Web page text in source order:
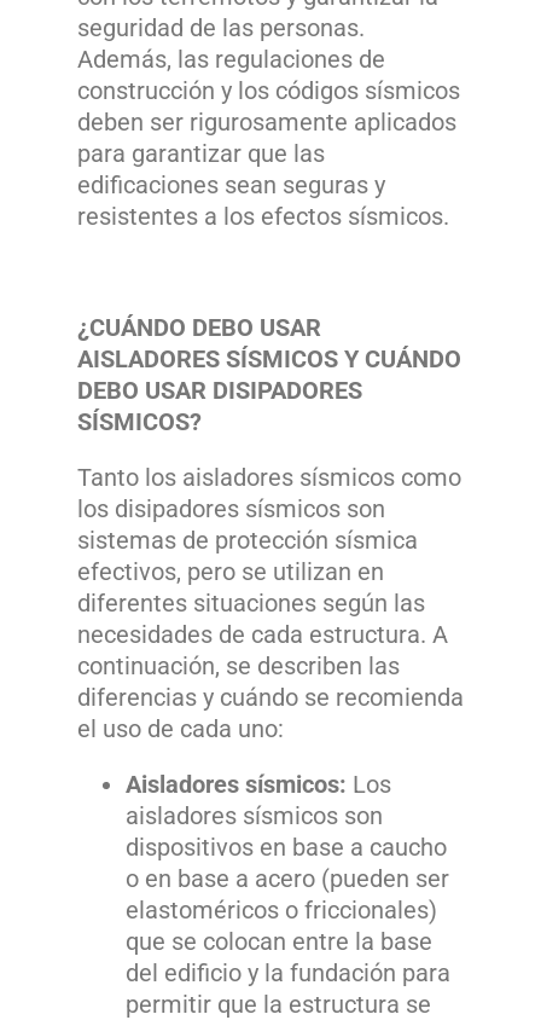
seguridad de las personas.
Además, las regulaciones de
construcción y los códigos sísmicos
deben ser rigurosamente aplicados
para garantizar que las
edificaciones sean seguras y
resistentes a los efectos sísmicos.
¿CUÁNDO DEBO USAR
AISLADORES SÍSMICOS Y CUÁNDO
DEBO USAR DISIPADORES
SÍSMICOS?
Tanto los aisladores sísmicos como
los disipadores sísmicos son
sistemas de protección sísmica
efectivos, pero se utilizan en
diferentes situaciones según las
necesidades de cada estructura. A
continuación, se describen las
diferencias y cuándo se recomienda
el uso de cada uno:
Aisladores sísmicos: Los
aisladores sísmicos son
dispositivos en base a caucho
o en base a acero (pueden ser
elastoméricos o friccionales)
que se colocan entre la base
del edificio y la fundación para
permitir que la estructura se